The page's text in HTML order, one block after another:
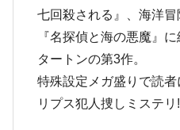
七回殺される』、海洋
『名探偵と海の悪魔』
タートンの第3作。
特殊設定メガ盛りで読
リプス犯人捜しミステリ!